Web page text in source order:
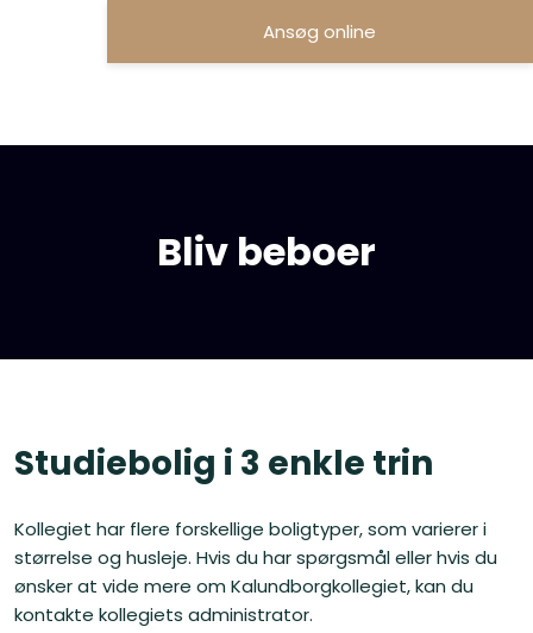
Ansøg online
Bliv beboer
Studiebolig i 3 enkle trin​
Kollegiet har flere forskellige boligtyper, som varierer i
størrelse og husleje. Hvis du har spørgsmål eller hvis du
ønsker at vide mere om Kalundborgkollegiet, kan du
kontakte kollegiets administrator.​